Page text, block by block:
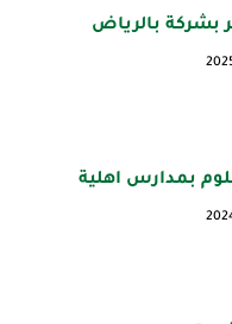
بشركة بالرياض
بمدارس اهلية